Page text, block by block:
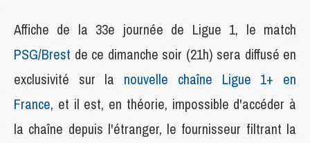
Affiche de la 33e journée de Ligue 1, le match
PSG/Brest de ce dimanche soir (21h) sera diffusé en
exclusivité sur la nouvelle chaîne Ligue 1+ en
France, et il est, en théorie, impossible d'accéder à
la chaîne depuis l'étranger, le fournisseur filtrant la